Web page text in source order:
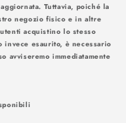
Tuttavia, poiché la
negozio fisico e in altre
acquistino lo stesso
esaurito, è necessario
avviseremo immediatamente